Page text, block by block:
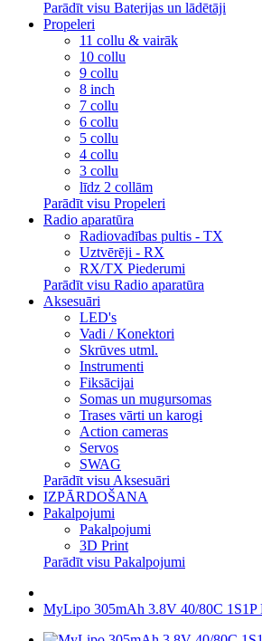
Parādīt visu Baterijas un lādētāji
Propeleri
11 collu & vairāk
10 collu
9 collu
8 inch
7 collu
6 collu
5 collu
4 collu
3 collu
līdz 2 collām
Parādīt visu Propeleri
Radio aparatūra
Radiovadības pultis - TX
Uztvērēji - RX
RX/TX Piederumi
Parādīt visu Radio aparatūra
Aksesuāri
LED's
Vadi / Konektori
Skrūves utml.
Instrumenti
Fiksācijai
Somas un mugursomas
Trases vārti un karogi
Action cameras
Servos
SWAG
Parādīt visu Aksesuāri
IZPĀRDOŠANA
Pakalpojumi
Pakalpojumi
3D Print
Parādīt visu Pakalpojumi
MyLipo 305mAh 3.8V 40/80C